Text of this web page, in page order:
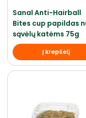
Sanal Anti-Hairball
Bites cup papildas
sąvėlų katėms 75g
Į krepšelį